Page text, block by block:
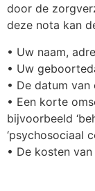
door de
deze nota kan
• Uw naam,
• Uw
• De datum van
• Een korte
bijvoorbeeld
‘psychosociaal
• De kosten